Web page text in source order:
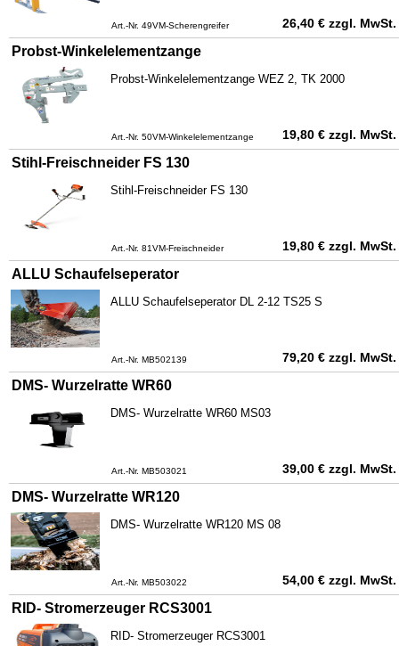
Art.-Nr. 49VM-Scherengreifer 26,40 € zzgl. MwSt.
Probst-Winkelelementzange
Probst-Winkelelementzange WEZ 2, TK 2000
Art.-Nr. 50VM-Winkelelementzange 19,80 € zzgl. MwSt.
Stihl-Freischneider FS 130
Stihl-Freischneider FS 130
Art.-Nr. 81VM-Freischneider 19,80 € zzgl. MwSt.
ALLU Schaufelseperator
ALLU Schaufelseperator DL 2-12 TS25 S
Art.-Nr. MB502139 79,20 € zzgl. MwSt.
DMS- Wurzelratte WR60
DMS- Wurzelratte WR60 MS03
Art.-Nr. MB503021 39,00 € zzgl. MwSt.
DMS- Wurzelratte WR120
DMS- Wurzelratte WR120 MS 08
Art.-Nr. MB503022 54,00 € zzgl. MwSt.
RID- Stromerzeuger RCS3001
RID- Stromerzeuger RCS3001